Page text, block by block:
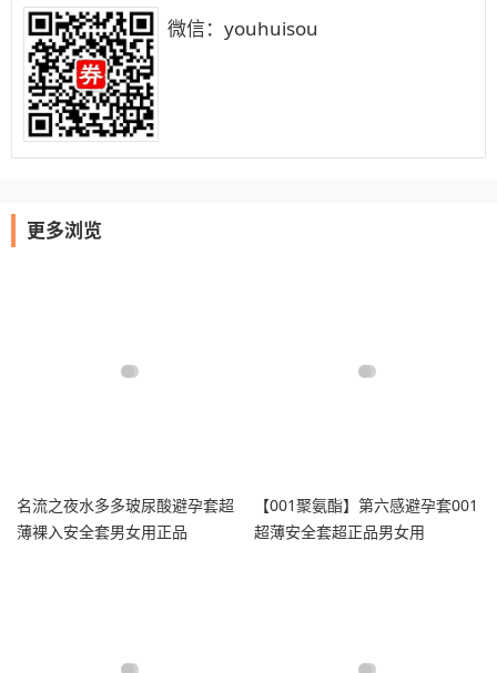
微信：youhuisou
更多浏览
名流之夜水多多玻尿酸避孕套超
薄裸入安全套男女用正品
【001聚氨酯】第六感避孕套001
超薄安全套超正品男女用